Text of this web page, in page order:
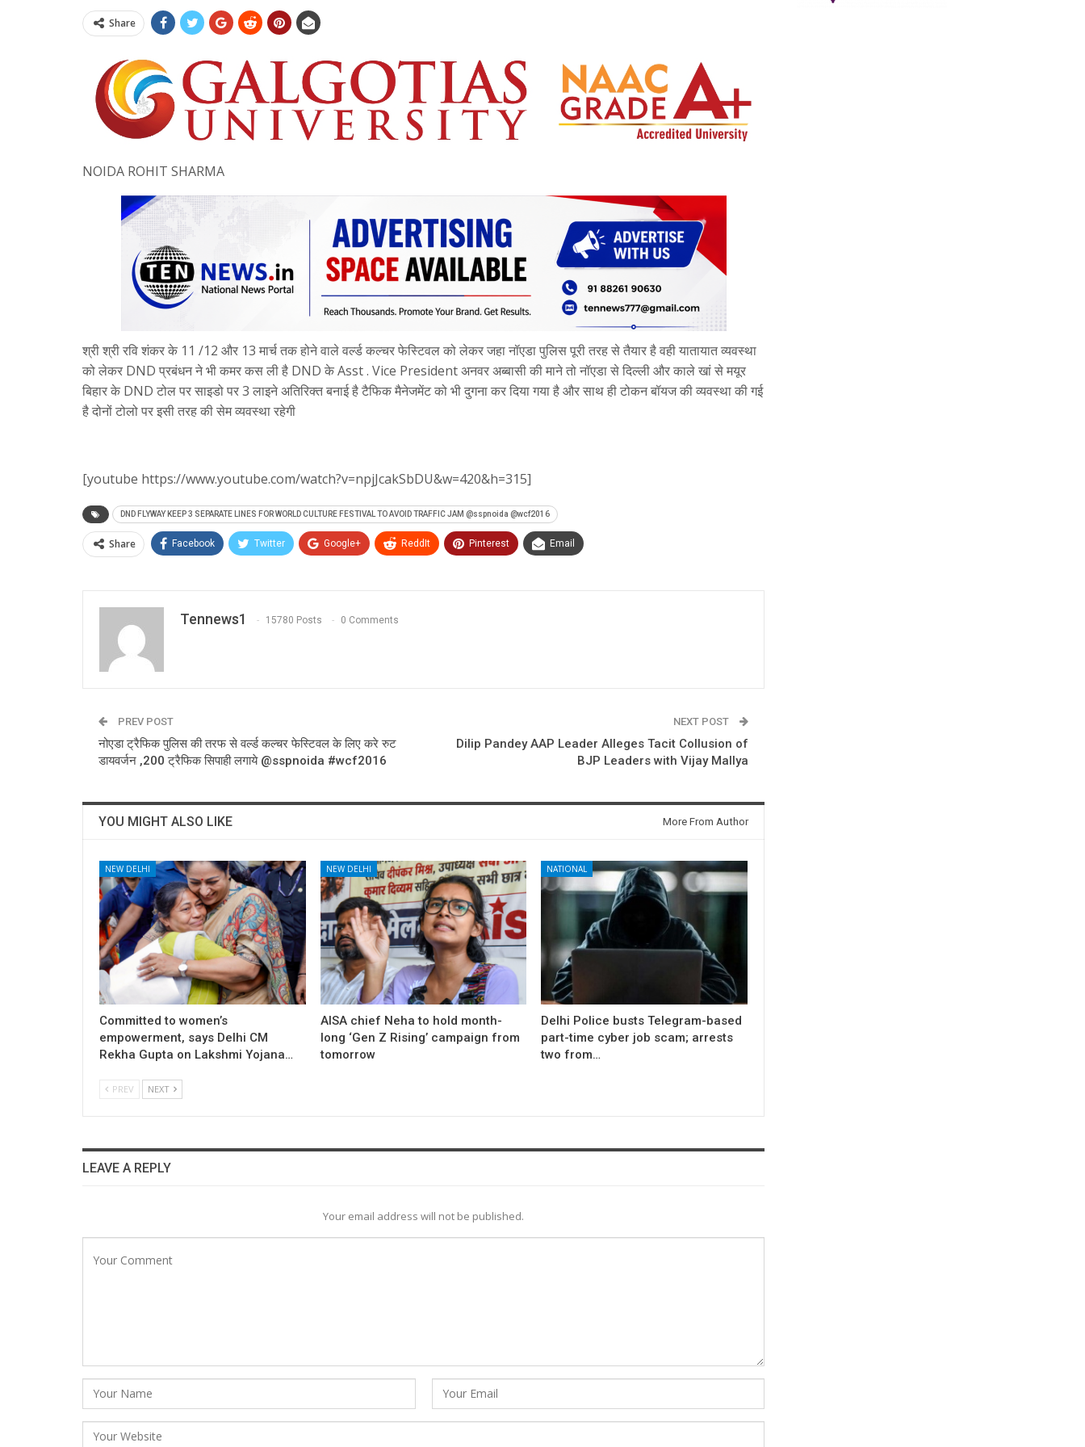
Share
NOIDA ROHIT SHARMA
श्री श्री रवि शंकर के 11 /12 और 13 मार्च तक होने वाले वर्ल्ड कल्चर फेस्टिवल को लेकर जहा नॉएडा पुलिस पूरी तरह से तैयार है वही यातायात व्यवस्था
को लेकर DND प्रबंधन ने भी कमर कस ली है DND के Asst . Vice President अनवर अब्बासी की माने तो नॉएडा से दिल्ली और काले खां से मयूर
बिहार के DND टोल पर साइडो पर 3 लाइने अतिरिक्त बनाई है टैफिक मैनेजमेंट को भी दुगना कर दिया गया है और साथ ही टोकन बॉयज की व्यवस्था की गई
है दोनों टोलो पर इसी तरह की सेम व्यवस्था रहेगी
[youtube https://www.youtube.com/watch?v=npjJcakSbDU&w=420&h=315]
DND FLYWAY KEEP 3 SEPARATE LINES FOR WORLD CULTURE FESTIVAL TO AVOID TRAFFIC JAM @sspnoida @wcf2016
Share Facebook Twitter Google+ ReddIt Pinterest Email
Tennews1 15780 Posts 0 Comments
PREV POST
नोएडा ट्रैफिक पुलिस की तरफ से वर्ल्ड कल्चर फेस्टिवल के लिए करे रुट
डायवर्जन ,200 ट्रैफिक सिपाही लगाये @sspnoida #wcf2016
NEXT POST
Dilip Pandey AAP Leader Alleges Tacit Collusion of
BJP Leaders with Vijay Mallya
YOU MIGHT ALSO LIKE More From Author
NEW DELHI
Committed to women’s
empowerment, says Delhi CM
Rekha Gupta on Lakshmi Yojana…
NEW DELHI
AISA chief Neha to hold month-
long ‘Gen Z Rising’ campaign from
tomorrow
NATIONAL
Delhi Police busts Telegram-based
part-time cyber job scam; arrests
two from…
PREV NEXT
LEAVE A REPLY
Your email address will not be published.